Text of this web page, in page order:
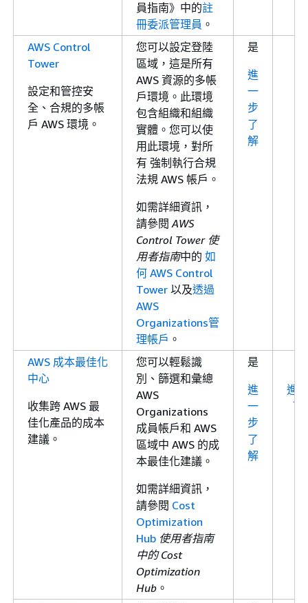
員指南》中的註
冊委派管理員 。
AWS Control
Tower
設定和管控安
全、合規的多帳
戶 AWS 環境。
您可以設定登陸
區域，這是所有
AWS 資源的多帳
戶環境。此環境
包含組織和組織
實體。您可以使
用此環境，對所
有 強制執行合規
法規 AWS 帳戶。
如需詳細資訊，
請參閱AWS
Control Tower 使
用者指南中的 如
何 AWS Control
Tower 以及透過
AWS
Organizations管
理帳戶 。
是
進
一
步
了
解
AWS 成本最佳化
中心
收集跨 AWS 最
佳化產品的成本
建議。
您可以輕鬆識
別、篩選和彙總
AWS
Organizations
成員帳戶和 AWS
區域中 AWS 的成
本最佳化建議。
如需詳細資訊，
請參閱 Cost
Optimization
Hub 使用者指南
中的 Cost
Optimization
Hub 。
是
進
一
步
了
解
進
了